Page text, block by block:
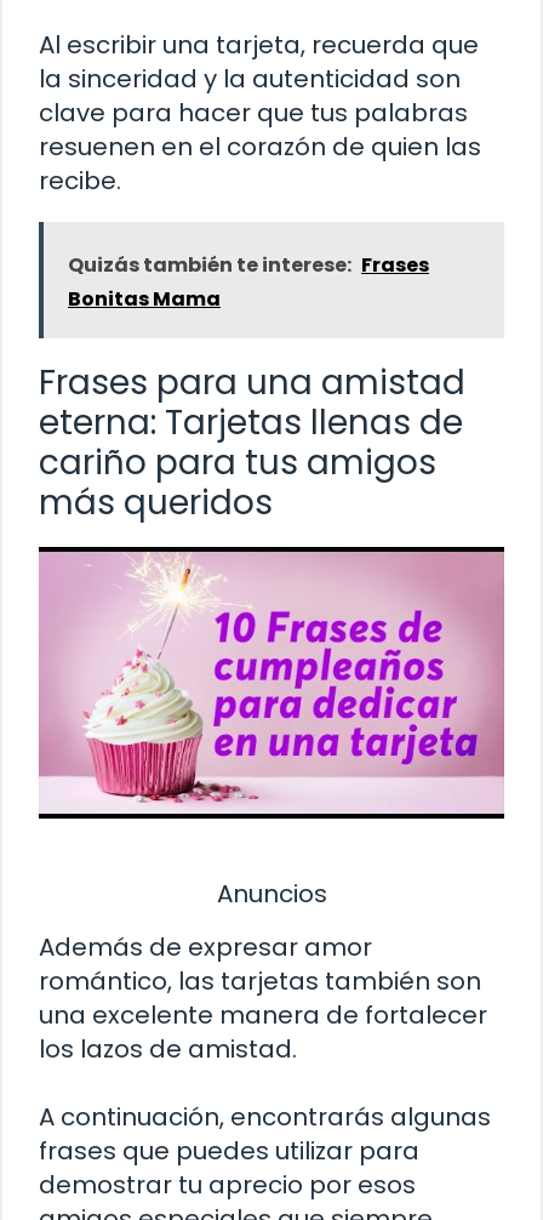
Al escribir una tarjeta, recuerda que
la sinceridad y la autenticidad son
clave para hacer que tus palabras
resuenen en el corazón de quien las
recibe.
Quizás también te interese: Frases
Bonitas Mama
Frases para una amistad
eterna: Tarjetas llenas de
cariño para tus amigos
más queridos
Anuncios
Además de expresar amor
romántico, las tarjetas también son
una excelente manera de fortalecer
los lazos de amistad.
A continuación, encontrarás algunas
frases que puedes utilizar para
demostrar tu aprecio por esos